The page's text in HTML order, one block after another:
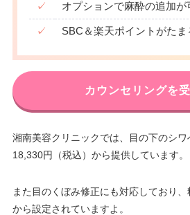
✓ オプションで麻酔の追加が
✓ SBC＆楽天ポイントがたま
カウンセリングを受
湘南美容クリニックでは、目の下のシ
18,330円（税込）から提供しています。
また目のくぼみ修正にも対応しており、
から設定されていますよ。